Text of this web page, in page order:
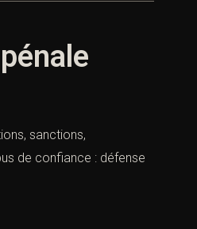
sanctions,
de confiance : défense